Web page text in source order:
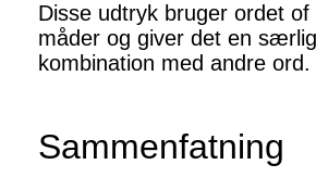
Disse udtryk bruger ordet of
måder og giver det en
kombination med andre ord.
Sammenfatning